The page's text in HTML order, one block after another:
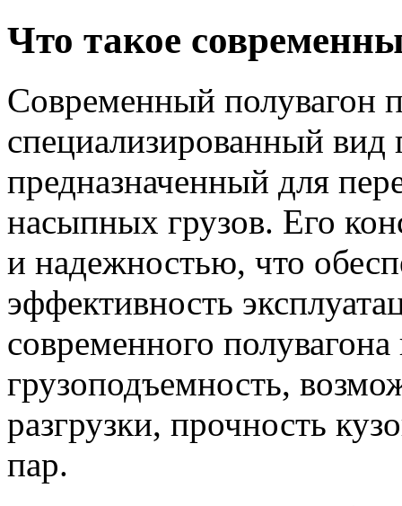
Что такое
Современный полувагон
специализированный вид
предназначенный для
насыпных грузов. Его
и надежностью, что
эффективность
современного
грузоподъемность,
разгрузки, прочность
пар.